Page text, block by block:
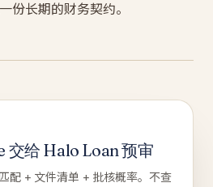
份长期的财务契约。
交给 Halo Loan 预审
配 + 文件清单 + 批核概率。不查